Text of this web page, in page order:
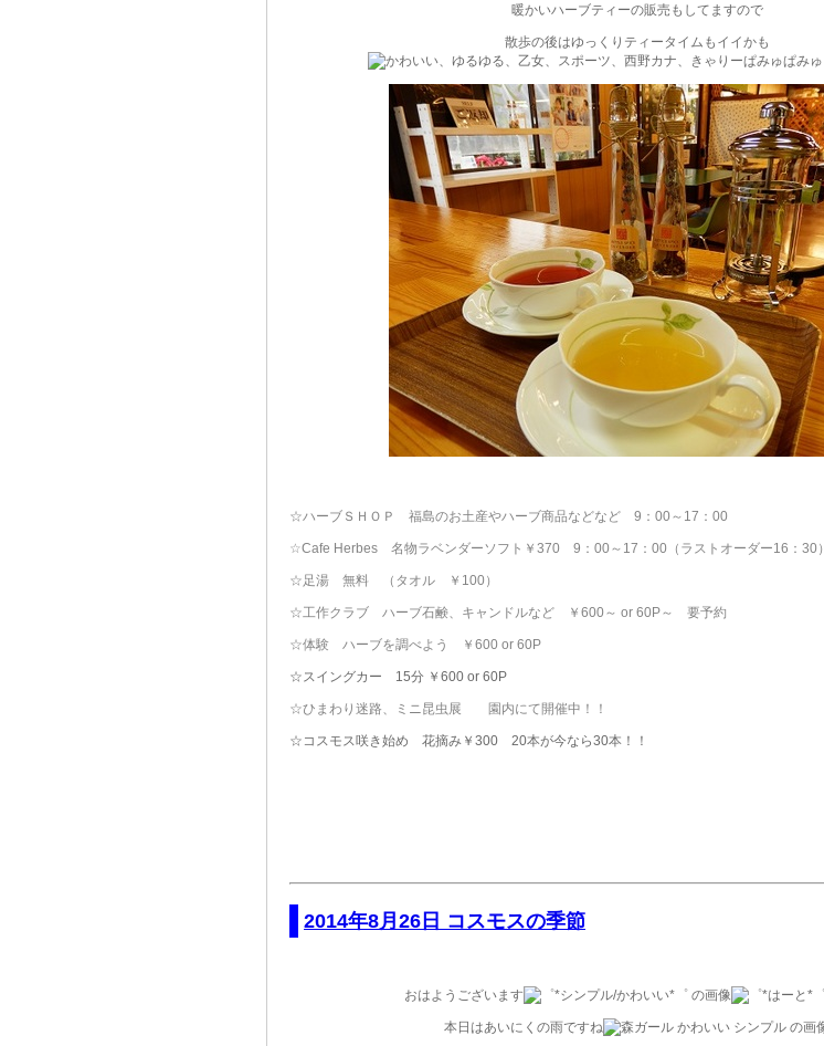
暖かいハーブティーの販売もしてますので
散歩の後はゆっくりティータイムもイイかも
☆ハーブＳＨＯＰ 福島のお土産やハーブ商品などなど 9：00～17：00
☆Cafe Herbes 名物ラベンダーソフト￥370 9：00～17：00（ラストオーダー16：30）
☆足湯 無料 （タオル ￥100）
☆工作クラブ ハーブ石鹸、キャンドルなど ￥600～ or 60P～ 要予約
☆体験 ハーブを調べよう ￥600 or 60P
☆スイングカー 15分 ￥600 or 60P
☆ひまわり迷路、ミニ昆虫展 園内にて開催中！！
☆コスモス咲き始め 花摘み￥300 20本が今なら30本！！
2014年8月26日 コスモスの季節
おはようございます
本日はあいにくの雨ですね